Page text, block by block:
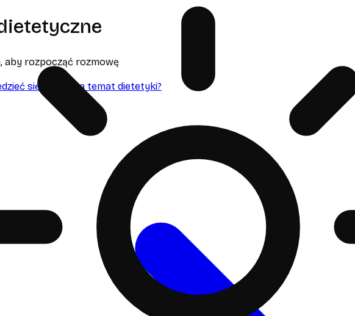
aby rozpocząć rozmowę
się więcej na temat dietetyki?